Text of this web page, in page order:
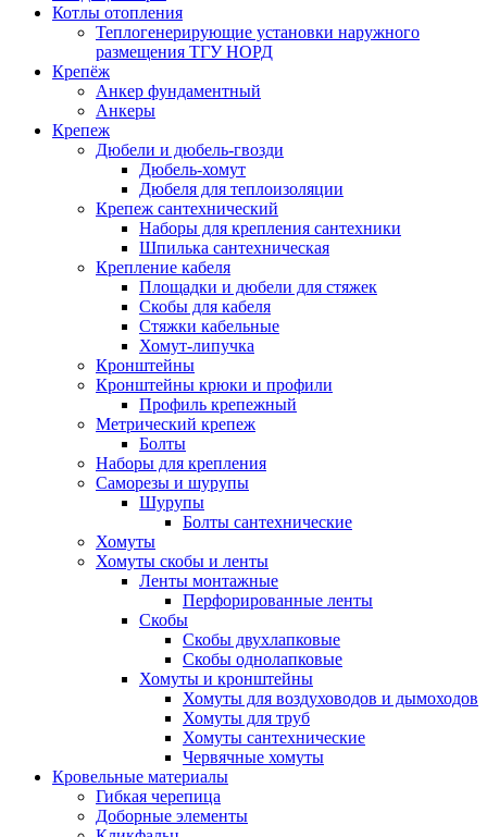
Котлы отопления
Теплогенерирующие установки наружного
размещения ТГУ НОРД
Крепёж
Анкер фундаментный
Анкеры
Крепеж
Дюбели и дюбель-гвозди
Дюбель-хомут
Дюбеля для теплоизоляции
Крепеж сантехнический
Наборы для крепления сантехники
Шпилька сантехническая
Крепление кабеля
Площадки и дюбели для стяжек
Скобы для кабеля
Стяжки кабельные
Хомут-липучка
Кронштейны
Кронштейны крюки и профили
Профиль крепежный
Метрический крепеж
Болты
Наборы для крепления
Саморезы и шурупы
Шурупы
Болты сантехнические
Хомуты
Хомуты скобы и ленты
Ленты монтажные
Перфорированные ленты
Скобы
Скобы двухлапковые
Скобы однолапковые
Хомуты и кронштейны
Хомуты для воздуховодов и дымоходов
Хомуты для труб
Хомуты сантехнические
Червячные хомуты
Кровельные материалы
Гибкая черепица
Доборные элементы